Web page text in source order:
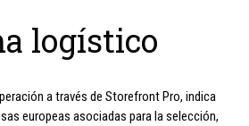
logístico
a través de Storefront Pro, indica
europeas asociadas para la selección,